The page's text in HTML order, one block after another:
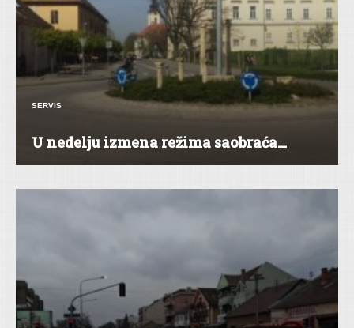
SERVIS
U nedelju izmena režima saobraća...